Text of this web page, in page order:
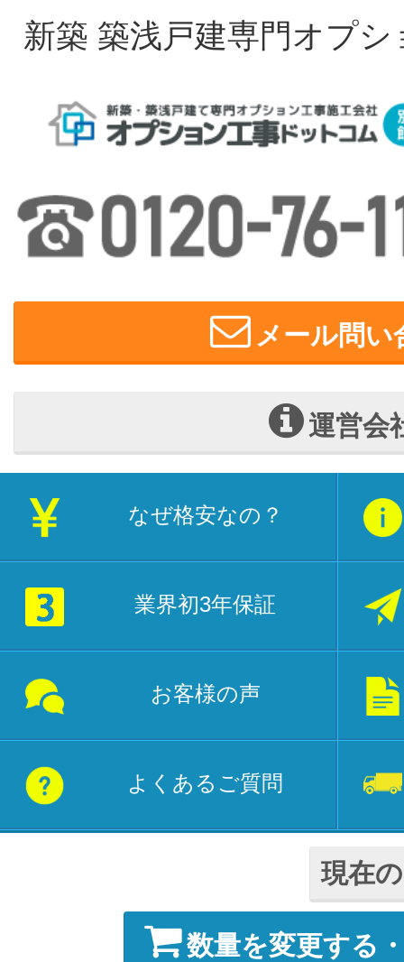
新築 築浅戸建専門オプ
メール問い
運営会
なぜ格安なの？
業界初3年保証
お客様の声
よくあるご質問
現在
数量を変更する